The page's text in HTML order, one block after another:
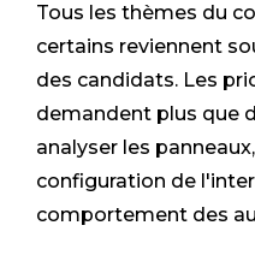
Tous les thèmes du
certains reviennent
des candidats. Les
demandent plus que
analyser les
configuration de
comportement des